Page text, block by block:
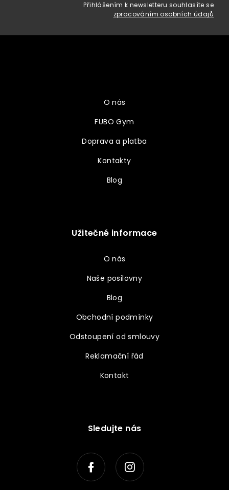
Přihlášením k newsletteru souhlasíte se
zpracováním osobních údajů
O nás
FUBO Gym
Doprava a platba
Kontakty
Blog
Užitečné informace
O nás
Naše posilovny
Blog
Obchodní podmínky
Odstoupení od smlouvy
Reklamační řád
Kontakt
Sledujte nás